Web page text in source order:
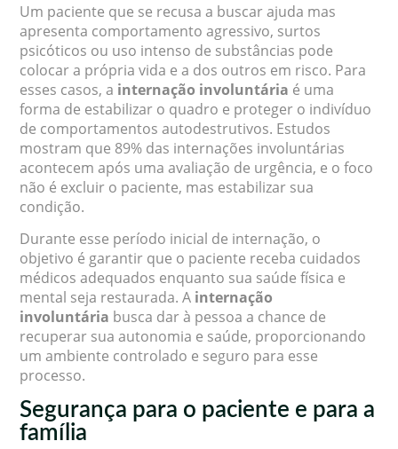
Um paciente que se recusa a buscar ajuda mas
apresenta comportamento agressivo, surtos
psicóticos ou uso intenso de substâncias pode
colocar a própria vida e a dos outros em risco. Para
esses casos, a internação involuntária é uma
forma de estabilizar o quadro e proteger o indivíduo
de comportamentos autodestrutivos. Estudos
mostram que 89% das internações involuntárias
acontecem após uma avaliação de urgência, e o foco
não é excluir o paciente, mas estabilizar sua
condição.
Durante esse período inicial de internação, o
objetivo é garantir que o paciente receba cuidados
médicos adequados enquanto sua saúde física e
mental seja restaurada. A internação
involuntária busca dar à pessoa a chance de
recuperar sua autonomia e saúde, proporcionando
um ambiente controlado e seguro para esse
processo.
Segurança para o paciente e para a
família